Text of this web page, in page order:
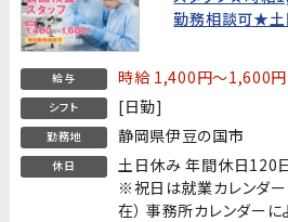
勤務相談可★土
給与 時給 1,400円～1,600円
シフト [日勤]
勤務地 静岡県伊豆の国市
休日
土日休み 年間休日120
※祝日は就業カレンダー
在） 事務所カレンダーに